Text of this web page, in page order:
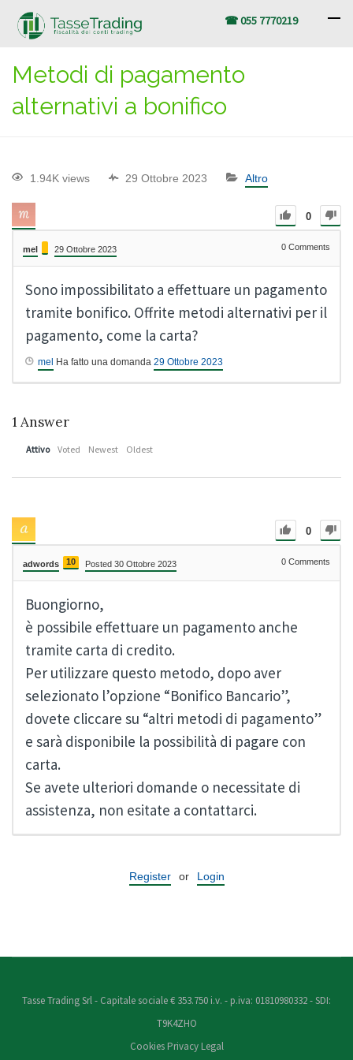
☎ 055 7770219
Metodi di pagamento
alternativi a bonifico
1.94K views 29 Ottobre 2023 Altro
0
mel 29 Ottobre 2023 0 Comments
Sono impossibilitato a effettuare un pagamento
tramite bonifico. Offrite metodi alternativi per il
pagamento, come la carta?
mel Ha fatto una domanda 29 Ottobre 2023
1 Answer
Attivo Voted Newest Oldest
0
adwords 10 Posted 30 Ottobre 2023 0 Comments
Buongiorno,
è possibile effettuare un pagamento anche
tramite carta di credito.
Per utilizzare questo metodo, dopo aver
selezionato l’opzione “Bonifico Bancario”,
dovete cliccare su “altri metodi di pagamento”
e sarà disponibile la possibilità di pagare con
carta.
Se avete ulteriori domande o necessitate di
assistenza, non esitate a contattarci.
Register or Login
Tasse Trading Srl - Capitale sociale € 353.750 i.v. - p.iva: 01810980332 - SDI:
T9K4ZHO
Cookies Privacy Legal